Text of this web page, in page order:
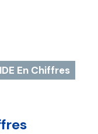
IDE En Chiffres